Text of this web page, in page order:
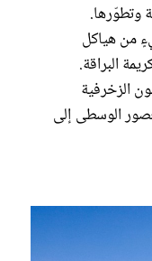
وتطوّرها.
من هياكل
البراقة.
الزخرفية
الوسطى إلى